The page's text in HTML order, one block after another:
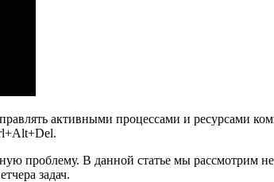
активными процессами и ресурсами
проблему. В данной статье мы рассмотрим
задач.